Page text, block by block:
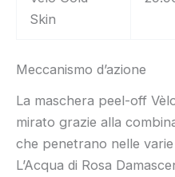
Skin
Meccanismo d’azione
La maschera peel-off
mirato grazie alla
che penetrano nelle
L’Acqua di Rosa